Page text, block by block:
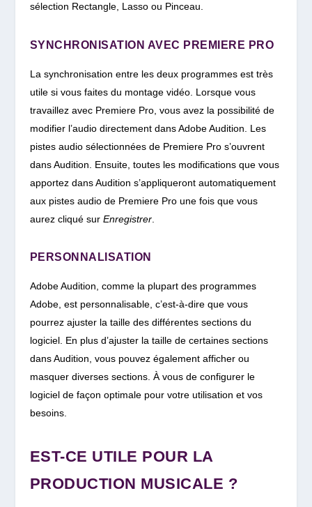
sélection Rectangle, Lasso ou Pinceau.
SYNCHRONISATION AVEC PREMIERE PRO
La synchronisation entre les deux programmes est très
utile si vous faites du montage vidéo. Lorsque vous
travaillez avec Premiere Pro, vous avez la possibilité de
modifier l’audio directement dans Adobe Audition. Les
pistes audio sélectionnées de Premiere Pro s’ouvrent
dans Audition. Ensuite, toutes les modifications que vous
apportez dans Audition s’appliqueront automatiquement
aux pistes audio de Premiere Pro une fois que vous
aurez cliqué sur Enregistrer.
PERSONNALISATION
Adobe Audition, comme la plupart des programmes
Adobe, est personnalisable, c’est-à-dire que vous
pourrez ajuster la taille des différentes sections du
logiciel. En plus d’ajuster la taille de certaines sections
dans Audition, vous pouvez également afficher ou
masquer diverses sections. À vous de configurer le
logiciel de façon optimale pour votre utilisation et vos
besoins.
EST-CE UTILE POUR LA
PRODUCTION MUSICALE ?